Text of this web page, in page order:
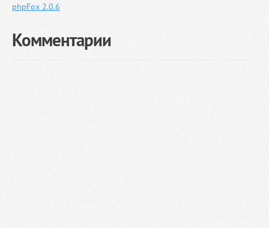
phpFox 2.0.6
Комментарии